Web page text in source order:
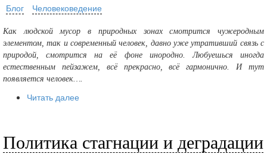
Блог Человековедение
Как людской мусор в природных зонах смотрится чужеродным
элементом, так и современный человек, давно уже утративший связь с
природой, смотрится на её фоне инородно. Любуешься иногда
естественным пейзажем, всё прекрасно, всё гармонично. И тут
появляется человек….
Читать далее
Политика стагнации и деградации